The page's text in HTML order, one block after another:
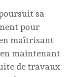
sa
pour
maîtrisant
maintenant
de travaux